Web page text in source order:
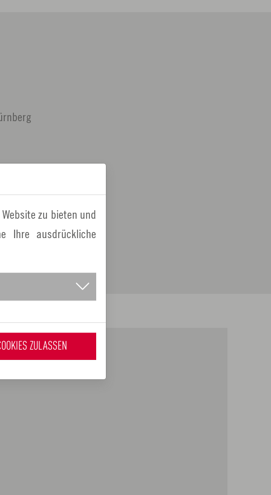
zu bieten und
Ihre ausdrückliche
ZULASSEN